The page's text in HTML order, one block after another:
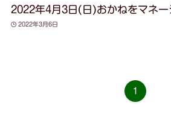
2022年4月3日(日)おかねをマネー
2022年3月6日
1